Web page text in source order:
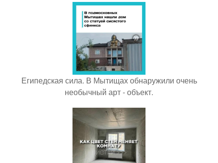
Египедская сила. В Мытищах обнаружили очень
необычный арт - объект.